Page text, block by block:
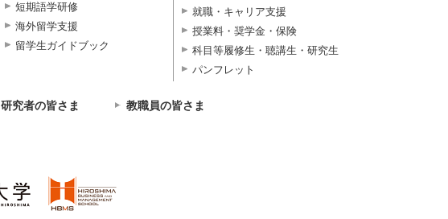
短期語学研修
海外留学支援
留学生ガイドブック
就職・キャリア支援
授業料・奨学金・保険
科目等履修生・聴講生・研究生
パンフレット
研究者の皆さま 教職員の皆さま